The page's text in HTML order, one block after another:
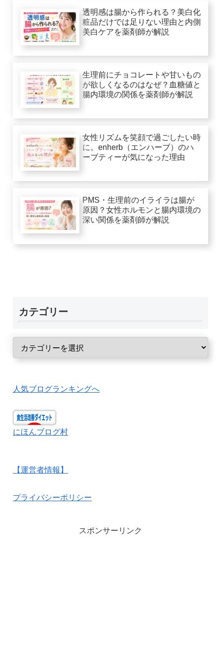
透明感は腸から作られる？美白化
粧品だけでは足りない理由と内側
美白ケアを薬剤師が解説
生理前にチョコレートや甘いもの
が欲しくなるのはなぜ？血糖値と
腸内環境の関係を薬剤師が解説
女性リズムを笑顔で過ごしたい時
に。enherb（エンハーブ）のハ
ーブティーが気になった理由
PMS・生理前のイライラは腸が
原因？女性ホルモンと腸内環境の
深い関係を薬剤師が解説
カテゴリー
人気ブログランキングへ
にほんブログ村
【運営者情報】
プライバシーポリシー
スポンサーリンク